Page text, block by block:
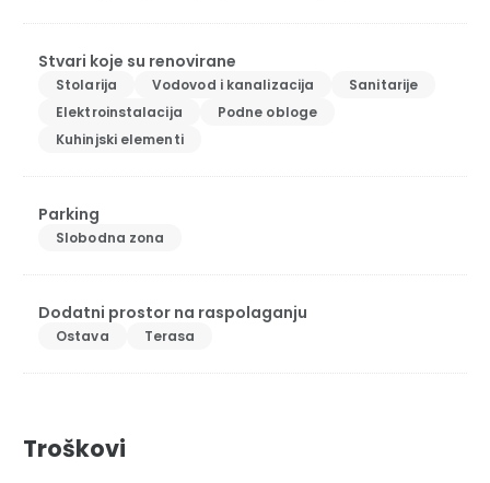
Stvari koje su renovirane
Stolarija Vodovod i kanalizacija
Sanitarije
Elektroinstalacija
Podne obloge
Kuhinjski elementi
Parking
Slobodna zona
Dodatni prostor na raspolaganju
Ostava Terasa
Troškovi